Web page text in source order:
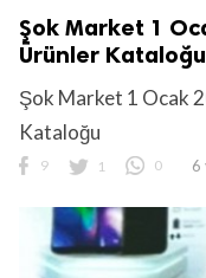
Şok Market 1
Ürünler
Şok Market 1 Ocak
Kataloğu
9 1 0 6